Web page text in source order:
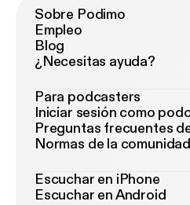
Sobre Podimo
Empleo
Blog
¿Necesitas ayuda?
Para podcasters
Iniciar sesión como
Preguntas frecuentes
Normas de la comunidad
Escuchar en iPhone
Escuchar en Android